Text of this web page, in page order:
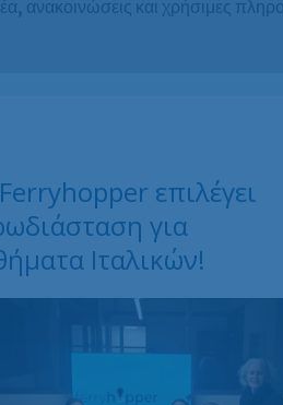
ανακοινώσεις και χρήσιμες
επιλέγει
για
Ιταλικών!